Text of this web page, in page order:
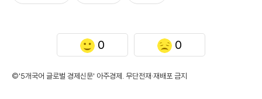
0 0
©'5개국어 글로벌 경제신문' 아주경제. 무단전재·재배포 금지